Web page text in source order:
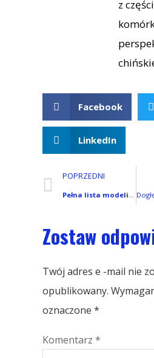
z
Facebook
LinkedIn
POPRZEDNI
Zostaw
Twój adres e -mail nie
opublikowany.
oznaczone *
Komentarz *